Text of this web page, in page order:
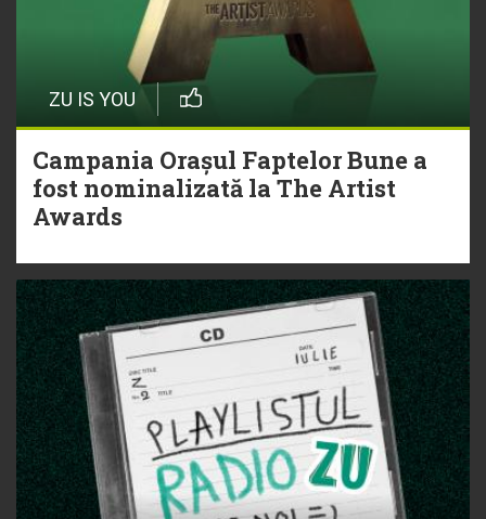
ZU IS YOU
Campania Orașul Faptelor Bune a
fost nominalizată la The Artist
Awards